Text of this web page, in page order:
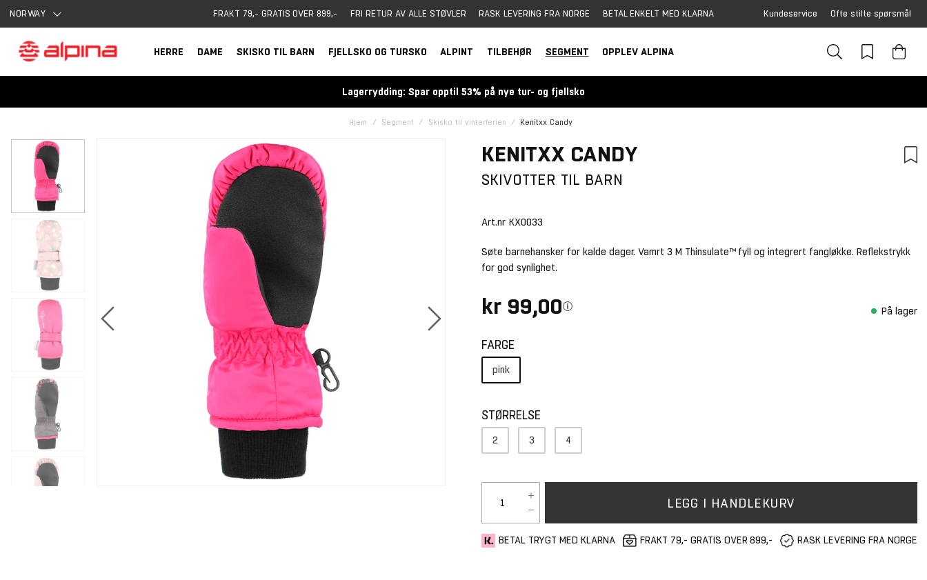
NORWAY FRAKT 79,- GRATIS OVER 899,- FRI RETUR AV ALLE STØVLER RASK LEVERING FRA NORGE BETAL ENKELT MED KLARNA Kundeservice Ofte stilte spørsmål
HERRE DAME SKISKO TIL BARN FJELLSKO OG TURSKO ALPINT TILBEHØR SEGMENT OPPLEV ALPINA
Lagerrydding: Spar opptil 53% på nye tur- og fjellsko
Hjem Segment Skisko til vinterferien Kenitxx Candy
KENITXX CANDY
SKIVOTTER TIL BARN
Art.nr KX0033
Søte barnehansker for kalde dager. Vamrt 3 M Thinsulate™ fyll og integrert fangløkke. Reflekstrykk
for god synlighet.
kr 99,00 På lager
FARGE
pink
STØRRELSE
2 3 4
LEGG I HANDLEKURV
BETAL TRYGT MED KLARNA FRAKT 79,- GRATIS OVER 899,- RASK LEVERING FRA NORGE